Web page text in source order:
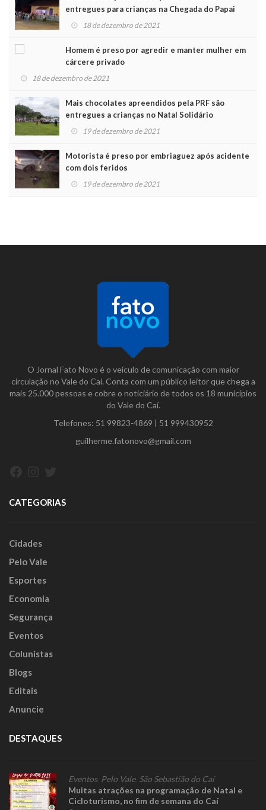
entregues para crianças na Chegada do Papai
Noel
18 de dezembro de 2021
Homem é preso por agredir e manter mulher em
cárcere privado
18 de dezembro de 2021
Mais chocolates apreendidos pela PRF são
entregues a crianças no Natal Solidário
19 de dezembro de 2021
Motorista é preso por embriaguez após acidente
com dois feridos
19 de dezembro de 2021
O Jornal Fato Novo é o veículo de comunicação com maior
circulação no Vale do Caí. Conta com um público leitor que chega a
mais 25.000 pessoas e cobre o noticiário de todos os 18 municípios
do Vale do Caí.
Telefones: 51 99823-4869 | 51 999430952
guilherme.fatonovo@gmail.com
CATEGORIAS
Cidades
Pelo Vale
Esportes
Economia
Segurança
Eventos
Colunistas
Blogs
Editais
Anuncie
DESTAQUES
Eventos, Pelo Vale, São Sebastião do Caí
Muitas atrações na programação de Natal e
Cicloturismo, no fim de semana do Caí